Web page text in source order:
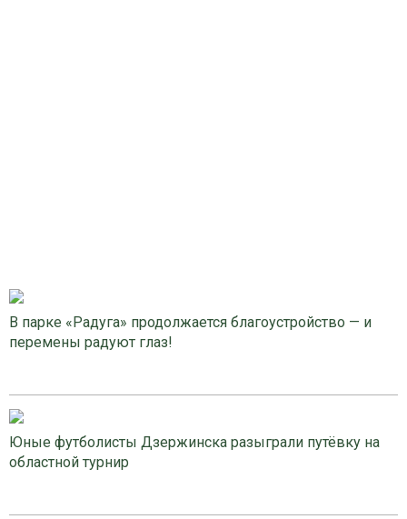
В парке «Радуга» продолжается благоустройство — и
перемены радуют глаз!
Юные футболисты Дзержинска разыграли путёвку на
областной турнир